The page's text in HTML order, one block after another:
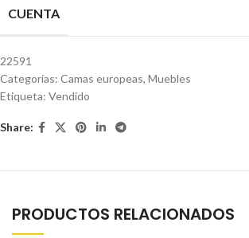
CUENTA
22591
Categorías: Camas europeas, Muebles
Etiqueta: Vendido
Share:
PRODUCTOS RELACIONADOS